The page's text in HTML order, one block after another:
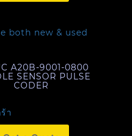
A20B-9001-0800
SENSOR PULSE
CODER
า